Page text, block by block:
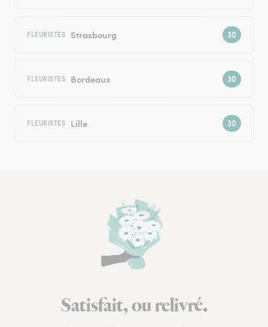
FLEURISTES Strasbourg
FLEURISTES Bordeaux
FLEURISTES Lille
Satisfait, ou relivré.